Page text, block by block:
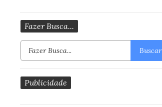
Fazer Busca...
Buscar
Publicidade